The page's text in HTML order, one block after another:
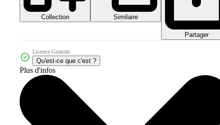
Collection Similaire
Partager
Licence Gratuite
Qu'est-ce que c'est ?
Plus d'infos